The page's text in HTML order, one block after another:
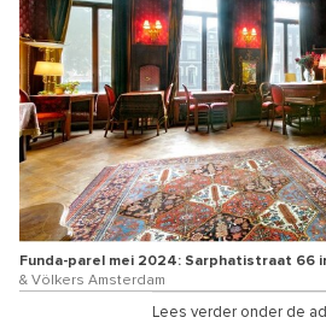
Funda-parel mei 2024: Sarphatistraat 66
& Völkers Amsterdam
Lees verder onder de